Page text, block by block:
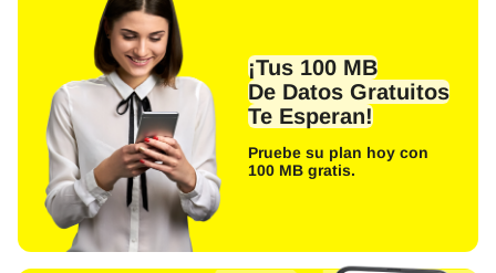
¡Tus 100 MB
De Datos Gratuitos
Te Esperan!
Pruebe su plan hoy con
100 MB gratis.